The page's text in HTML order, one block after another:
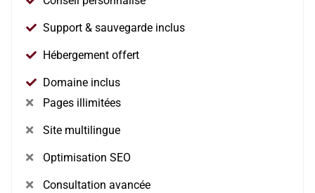
Support & sauvegarde inclus
Hébergement offert
Domaine inclus
Pages illimitées
Site multilingue
Optimisation SEO
Consultation avancée